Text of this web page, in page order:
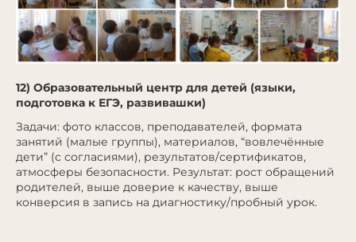
12) Образовательный центр для детей (языки,
подготовка к ЕГЭ, развивашки)
Задачи: фото классов, преподавателей, формата
занятий (малые группы), материалов, “вовлечённые
дети” (с согласиями), результатов/сертификатов,
атмосферы безопасности. Результат: рост обращений
родителей, выше доверие к качеству, выше
конверсия в запись на диагностику/пробный урок.